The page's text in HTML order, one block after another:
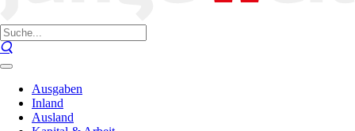
Ausgaben
Inland
Ausland